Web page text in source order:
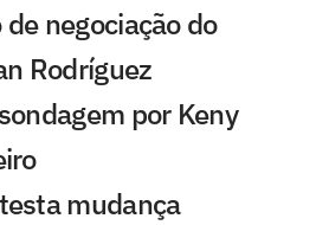
negociação do
Rodríguez
por Keny
mudança